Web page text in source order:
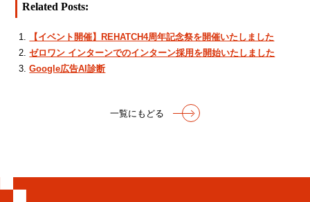
Related Posts:
【イベント開催】REHATCH4周年記念祭を開催いたしました
ゼロワン インターンでのインターン採用を開始いたしました
Google広告AI診断
一覧にもどる